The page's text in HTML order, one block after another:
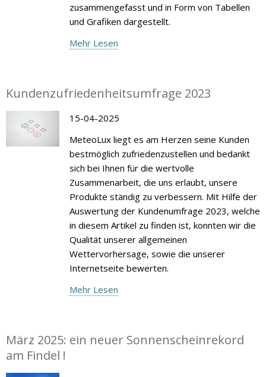
zusammengefasst und in Form von Tabellen
und Grafiken dargestellt.
Mehr Lesen
Kundenzufriedenheitsumfrage 2023
15-04-2025
MeteoLux liegt es am Herzen seine Kunden
bestmöglich zufriedenzustellen und bedankt
sich bei Ihnen für die wertvolle
Zusammenarbeit, die uns erlaubt, unsere
Produkte ständig zu verbessern. Mit Hilfe der
Auswertung der Kundenumfrage 2023, welche
in diesem Artikel zu finden ist, konnten wir die
Qualität unserer allgemeinen
Wettervorhersage, sowie die unserer
Internetseite bewerten.
Mehr Lesen
März 2025: ein neuer Sonnenscheinrekord
am Findel !